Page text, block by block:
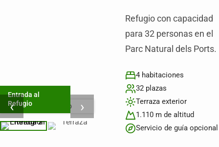
‹ ›
Entrada al
Refugio
Refugio con capacidad
para 32 personas en el
Parc Natural dels Ports.
4 habitaciones
32 plazas
Terraza exterior
1.110 m de altitud
Servicio de guía opcional